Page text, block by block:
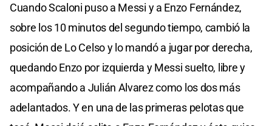
Cuando Scaloni puso a Messi y a Enzo Fernández,
sobre los 10 minutos del segundo tiempo, cambió la
posición de Lo Celso y lo mandó a jugar por derecha,
quedando Enzo por izquierda y Messi suelto, libre y
acompañando a Julián Alvarez como los dos más
adelantados. Y en una de las primeras pelotas que